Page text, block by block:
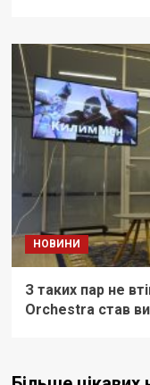
НОВИНИ
З таких пар не
Orchestra став